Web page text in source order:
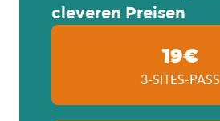
cleveren Preisen
19€
3-SITES-PASS